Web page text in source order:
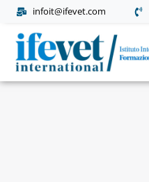
infoit@ifevet.com